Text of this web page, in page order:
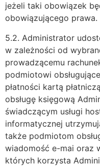
jeżeli taki obowiązek
obowiązującego prawa.
5.2. Administrator
w zależności od
prowadzącemu
podmiotowi
płatności kartą
obsługę księgową
świadczącym usługi
informatycznej
także podmiotom
wiadomość e-mai oraz
których korzysta